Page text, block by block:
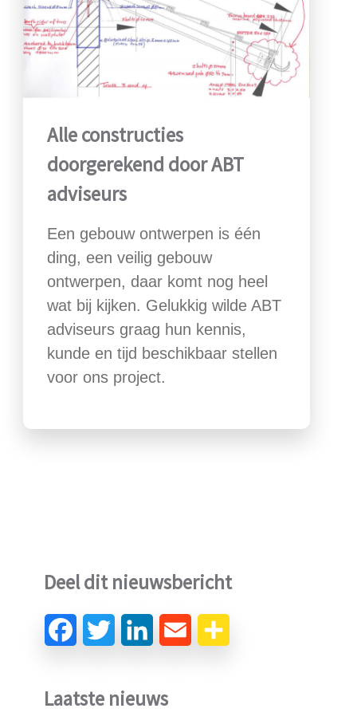
Alle constructies
doorgerekend door ABT
adviseurs
Een gebouw ontwerpen is één
ding, een veilig gebouw
ontwerpen, daar komt nog heel
wat bij kijken. Gelukkig wilde ABT
adviseurs graag hun kennis,
kunde en tijd beschikbaar stellen
voor ons project.
Deel dit nieuwsbericht
Laatste nieuws